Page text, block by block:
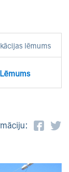
lēmums
Lēmums